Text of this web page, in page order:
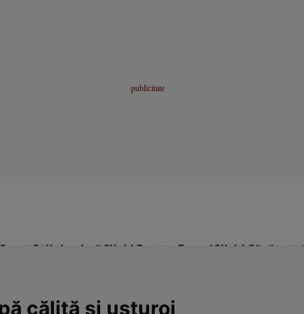
SportStil de viațăClick! Pentru FemeiClick! Sănătate
călită şi usturoi